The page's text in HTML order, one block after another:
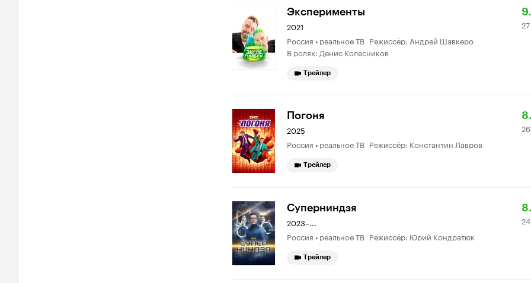
Эксперименты
2021
Россия • реальное ТВ Режиссёр: Андрей Шавкеро
В ролях: Денис Колесников
27
Трейлер
Погоня
2025
Россия • реальное ТВ Режиссёр: Константин Лавров
Трейлер
Суперниндзя
2023–...
Россия • реальное ТВ Режиссёр: Юрий Кондратюк
24
Трейлер